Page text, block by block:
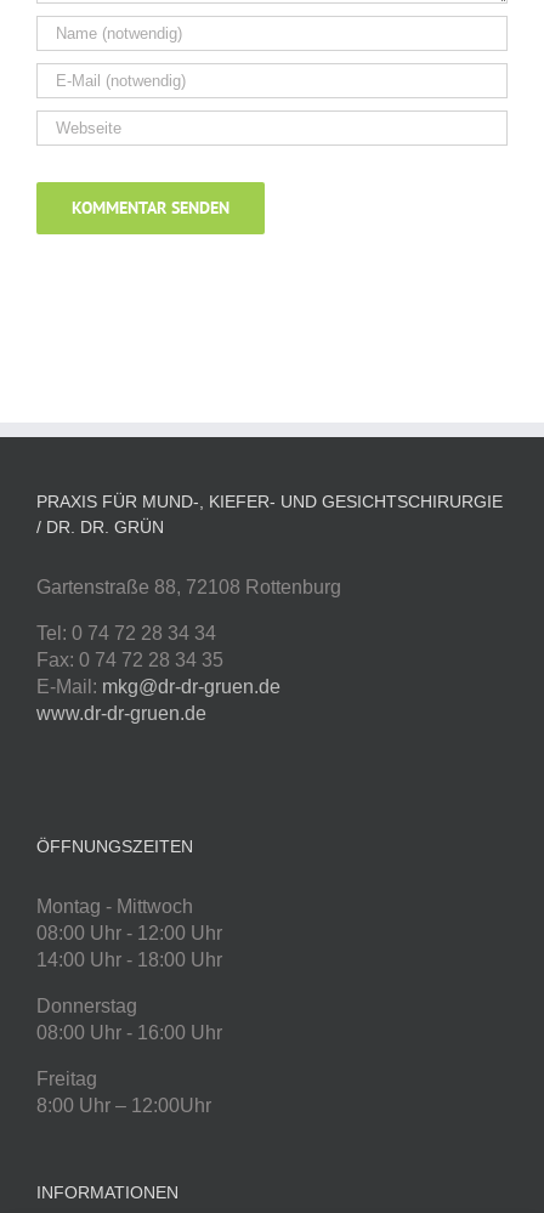
PRAXIS FÜR MUND-, KIEFER- UND GESICHTSCHIRURGIE
/ DR. DR. GRÜN
Gartenstraße 88, 72108 Rottenburg
Tel: 0 74 72 28 34 34
Fax: 0 74 72 28 34 35
E-Mail: mkg@dr-dr-gruen.de
www.dr-dr-gruen.de
ÖFFNUNGSZEITEN
Montag - Mittwoch
08:00 Uhr - 12:00 Uhr
14:00 Uhr - 18:00 Uhr
Donnerstag
08:00 Uhr - 16:00 Uhr
Freitag
8:00 Uhr – 12:00Uhr
INFORMATIONEN